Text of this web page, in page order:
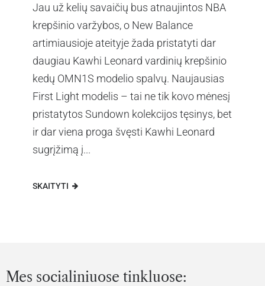
Jau už kelių savaičių bus atnaujintos NBA
krepšinio varžybos, o New Balance
artimiausioje ateityje žada pristatyti dar
daugiau Kawhi Leonard vardinių krepšinio
kedų OMN1S modelio spalvų. Naujausias
First Light modelis – tai ne tik kovo mėnesį
pristatytos Sundown kolekcijos tęsinys, bet
ir dar viena proga švęsti Kawhi Leonard
sugrįžimą į...
SKAITYTI
Mes socialiniuose tinkluose: